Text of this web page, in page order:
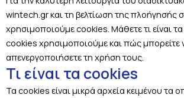
wintech.gr και τη βελτίωση της πλοήγησής
χρησιμοποιούμε cookies. Μάθετε τι είναι
cookies χρησιμοποιούμε και πώς μπορείτε
απενεργοποιήσετε τη χρήση τους.
Τι είναι τα cookies
Τα cookies είναι μικρά αρχεία κειμένου τα